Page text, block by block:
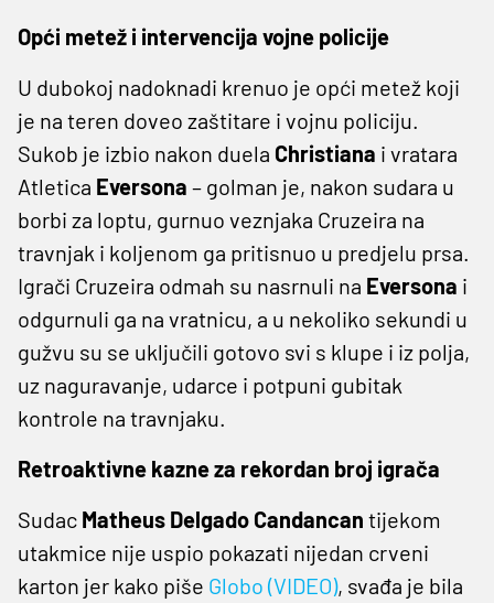
Opći metež i intervencija vojne policije
U dubokoj nadoknadi krenuo je opći metež koji
je na teren doveo zaštitare i vojnu policiju.
Sukob je izbio nakon duela Christiana i vratara
Atletica Eversona – golman je, nakon sudara u
borbi za loptu, gurnuo veznjaka Cruzeira na
travnjak i koljenom ga pritisnuo u predjelu prsa.
Igrači Cruzeira odmah su nasrnuli na Eversona i
odgurnuli ga na vratnicu, a u nekoliko sekundi u
gužvu su se uključili gotovo svi s klupe i iz polja,
uz naguravanje, udarce i potpuni gubitak
kontrole na travnjaku.
Retroaktivne kazne za rekordan broj igrača
Sudac Matheus Delgado Candancan tijekom
utakmice nije uspio pokazati nijedan crveni
karton jer kako piše Globo (VIDEO), svađa je bila